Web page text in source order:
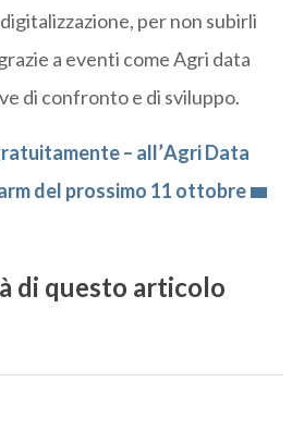
per non subirli
a eventi come Agri data
di confronto e di sviluppo.
– all’Agri Data
del prossimo 11 ottobre
di questo articolo